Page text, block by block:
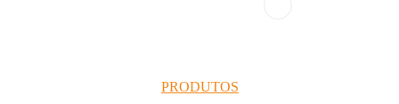
PRODUTOS